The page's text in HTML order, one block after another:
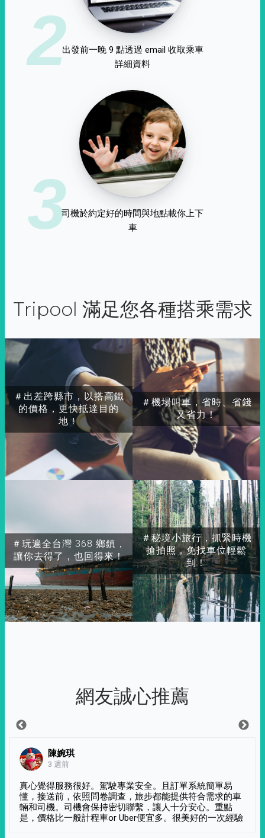
2出發前一晚 9 點透過 email 收取乘車
詳細資料
3司機於約定好的時間與地點載你上下
車
Tripool 滿足您各種搭乘需求
＃出差跨縣市，以搭高鐵
的價格，更快抵達目的
地！
＃玩遍全台灣 368 鄉鎮，
讓你去得了，也回得來！
＃秘境小旅行，抓緊時機
搶拍照，免找車位輕鬆
到！
＃機場叫車，省時、省錢
又省力！
網友誠心推薦
陳婉琪
3 週前
真心覺得服務很好。駕駛專業安全。且訂單系統簡單易
懂，接送前，依照問卷調查，旅步都能提供符合需求的車
輛和司機。司機會保持密切聯繫，讓人十分安心。重點
是，價格比一般計程車or Uber便宜多。很美好的一次經驗